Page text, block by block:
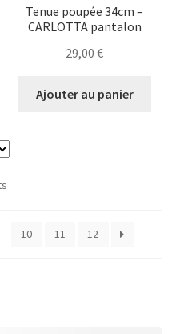
Tenue poupée 34cm –
CARLOTTA pantalon
29,00€
Ajouter au panier
Trié
récent
10 11 12